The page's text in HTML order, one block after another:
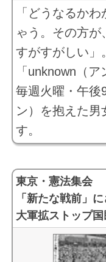
「どうなるか
ゃう。その方が
すがすがしい」
「unknown（
毎週火曜・午後
ン）を抱えた
す。
東京・憲法集会
「新たな戦前」
大軍拡ストップ